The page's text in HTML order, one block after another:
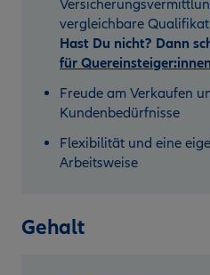
vergleichbare
Hast Du nicht? Dann
für Quereinsteiger:innen
Freude am Verkaufen
Kundenbedürfnisse
Flexibilität und eine
Arbeitsweise
Gehalt